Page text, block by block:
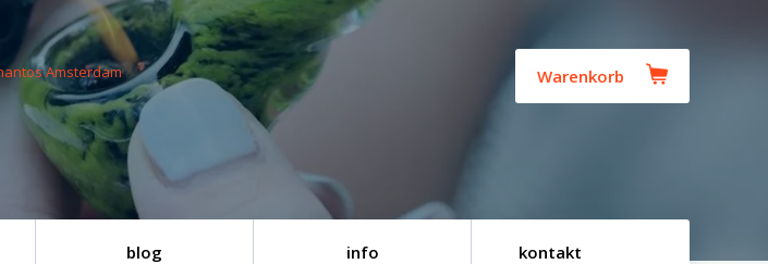
Warenkorb
blog info kontakt